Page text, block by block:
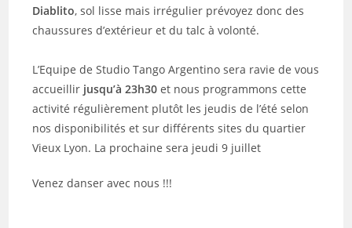
Diablito, sol lisse mais irrégulier prévoyez donc des
chaussures d’extérieur et du talc à volonté.
L’Equipe de Studio Tango Argentino sera ravie de vous
accueillir jusqu’à 23h30 et nous programmons cette
activité régulièrement plutôt les jeudis de l’été selon
nos disponibilités et sur différents sites du quartier
Vieux Lyon. La prochaine sera jeudi 9 juillet
Venez danser avec nous !!!